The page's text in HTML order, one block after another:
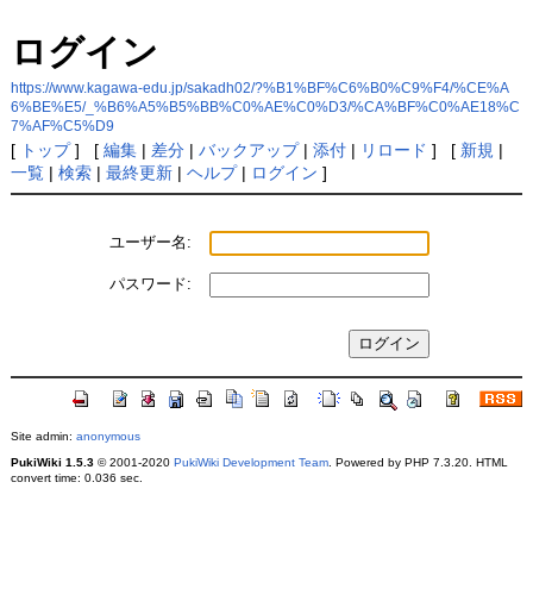
ログイン
https://www.kagawa-edu.jp/sakadh02/?%B1%BF%C6%B0%C9%F4/%CE%A
6%BE%E5/_%B6%A5%B5%BB%C0%AE%C0%D3/%CA%BF%C0%AE18%C
7%AF%C5%D9
[ トップ] [ 編集| 差分| バックアップ| 添付| リロード ] [ 新規 |
一覧| 検索| 最終更新| ヘルプ| ログイン ]
ユーザー名:
パスワード:
Site admin: anonymous
PukiWiki 1.5.3© 2001-2020 PukiWiki Development Team. Powered by PHP 7.3.20. HTML
convert time: 0.036 sec.